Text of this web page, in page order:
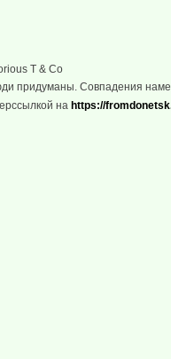
T & Co
придуманы. Совпадения
на https://